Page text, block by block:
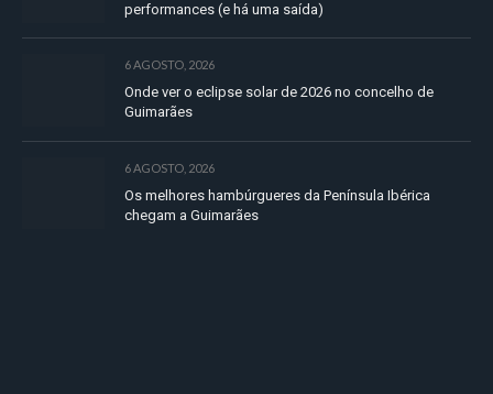
performances (e há uma saída)
6 AGOSTO, 2026
Onde ver o eclipse solar de 2026 no concelho de
Guimarães
6 AGOSTO, 2026
Os melhores hambúrgueres da Península Ibérica
chegam a Guimarães